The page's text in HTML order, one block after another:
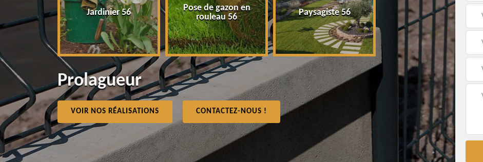
Jardinier 56
Pose de gazon en
rouleau 56
Paysagiste 56 Taille de haie 56
Prolagueur
VOIR NOS RÉALISATIONS CONTACTEZ-NOUS !